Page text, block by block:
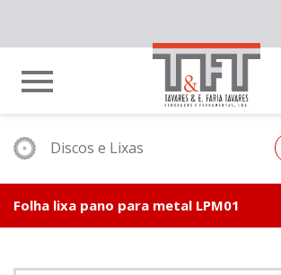
Discos e Lixas
Folha lixa pano para metal LPM01